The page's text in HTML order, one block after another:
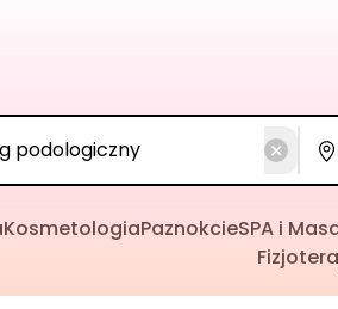
KosmetologiaPaznokcieSPA i